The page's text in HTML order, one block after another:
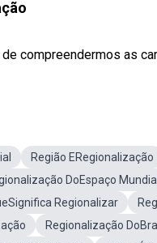
compreendermos as
Região ERegionalização
DoEspaço Mundial
Regionalizar
Regionalização